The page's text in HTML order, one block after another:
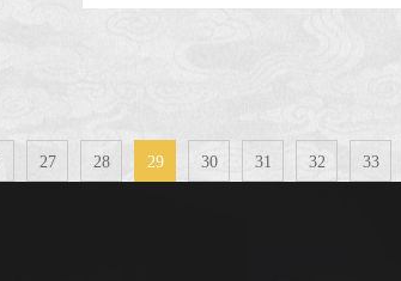
27 28 29 30 31 32 33